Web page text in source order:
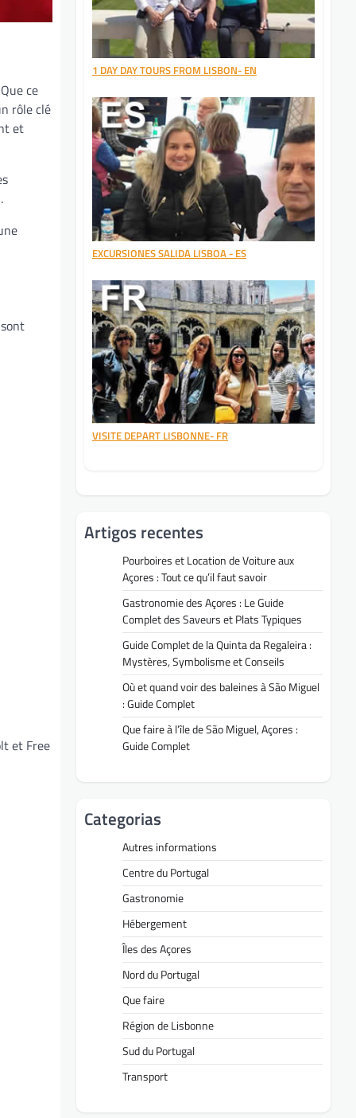
ce
rôle clé
et
et Free
1 DAY DAY TOURS FROM LISBON- EN
EXCURSIONES SALIDA LISBOA - ES
VISITE DEPART LISBONNE- FR
Artigos recentes
Pourboires et Location de Voiture aux
Açores : Tout ce qu’il faut savoir
Gastronomie des Açores : Le Guide
Complet des Saveurs et Plats Typiques
Guide Complet de la Quinta da Regaleira :
Mystères, Symbolisme et Conseils
Où et quand voir des baleines à São Miguel
: Guide Complet
Que faire à l’île de São Miguel, Açores :
Guide Complet
Categorias
Autres informations
Centre du Portugal
Gastronomie
Hébergement
Îles des Açores
Nord du Portugal
Que faire
Région de Lisbonne
Sud du Portugal
Transport